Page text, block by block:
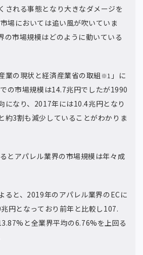
される事態となり大きなダメージを
場においては追い風が吹いていま
の市場規模はどのように動いている
業の現状と経済産業省の取組※1 」に
の市場規模は14.7兆円でしたが1990
になり、2017年には10.4兆円となり
約3割も減少していることがわかりま
とアパレル業界の市場規模は年々成
ると、2019年のアパレル業界のECに
円となっており前年と比較し107.
と全業界平均の6.76%を上回る